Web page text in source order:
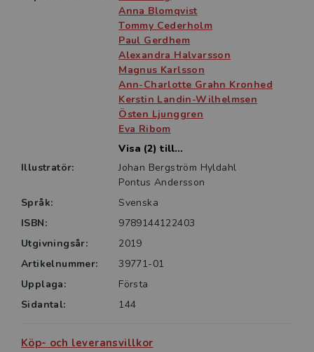
sig ha en ökad risk för att få frakturer.
Anna Blomqvist
Tommy Cederholm
Paul Gerdhem
Alexandra Halvarsson
Magnus Karlsson
Ann-Charlotte Grahn Kronhed
Kerstin Landin-Wilhelmsen
Östen Ljunggren
Eva Ribom
Visa (2) till...
Illustratör:
Johan Bergström Hyldahl
Pontus Andersson
Språk:
Svenska
ISBN:
9789144122403
Utgivningsår:
2019
Artikelnummer:
39771-01
Upplaga:
Första
Sidantal:
144
Köp- och leveransvillkor